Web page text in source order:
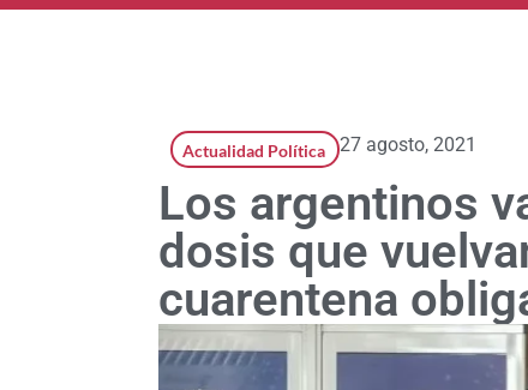
Actualidad Política 27 agosto, 2021
Los argentinos
dosis que
cuarentena